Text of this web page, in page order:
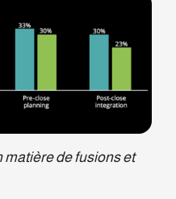
de fusions et